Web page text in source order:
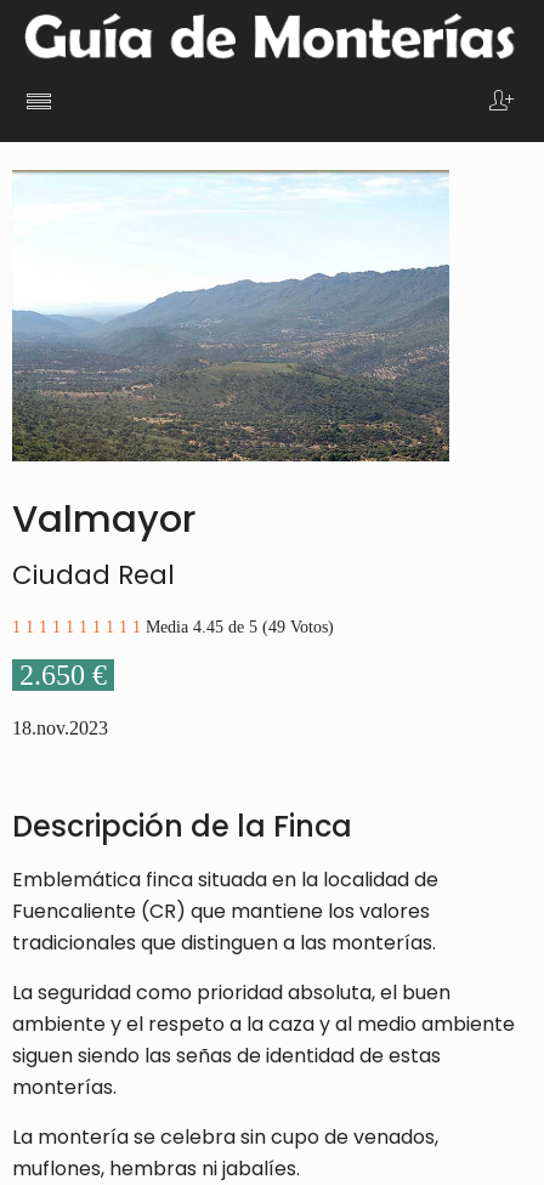
Valmayor
Ciudad Real
1 1 1 1 1 1 1 1 1 1 Media 4.45 de 5 (49 Votos)
2.650 €
18.nov.2023
Descripción de la Finca
Emblemática finca situada en la localidad de
Fuencaliente (CR) que mantiene los valores
tradicionales que distinguen a las monterías.
La seguridad como prioridad absoluta, el buen
ambiente y el respeto a la caza y al medio ambiente
siguen siendo las señas de identidad de estas
monterías.
La montería se celebra sin cupo de venados,
muflones, hembras ni jabalíes.